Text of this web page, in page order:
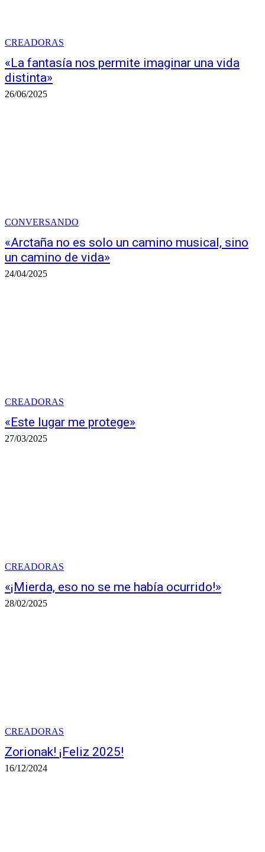
CREADORAS
«La fantasía nos permite imaginar una vida
distinta»
26/06/2025
CONVERSANDO
«Arctaña no es solo un camino musical, sino
un camino de vida»
24/04/2025
CREADORAS
«Este lugar me protege»
27/03/2025
CREADORAS
«¡Mierda, eso no se me había ocurrido!»
28/02/2025
CREADORAS
Zorionak! ¡Feliz 2025!
16/12/2024